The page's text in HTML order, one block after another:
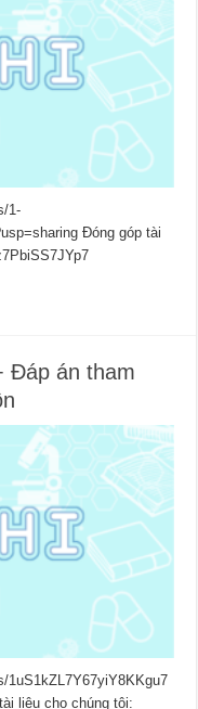
1-
Đóng góp tài
Đáp án tham
1uS1kZL7Y67yiY8KKgu7
liệu cho chúng tôi: